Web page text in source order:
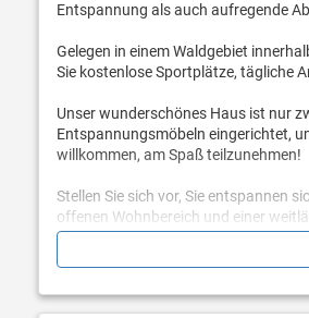
Entspannung als auch aufregende
Gelegen in einem Waldgebiet
Sie kostenlose Sportplätze, tägliche
Unser wunderschönes Haus ist nur
Entspannungsmöbeln eingerichtet,
willkommen, am Spaß teilzunehmen!
Stellen Sie sich vor, Sie entspannen
offenen Wohnbereich und einer
bietet, die viel Platz für
Einzelbetten bietet, beide mit